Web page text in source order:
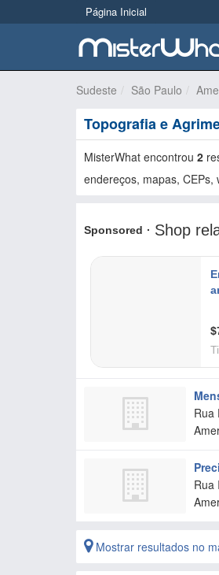
Página Inicial
Sudeste São Paulo
Topografia e
MisterWhat encontrou 2
endereços, mapas,
Rua
Rua
Mostrar resultados no